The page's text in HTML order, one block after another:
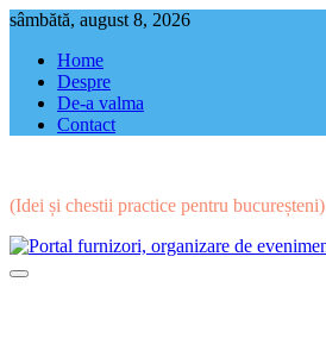
Skip
content
sâmbătă, august 8, 2026
Home
Despre
De-a valma
Contact
(Idei și chestii practice pentru bucureșteni)